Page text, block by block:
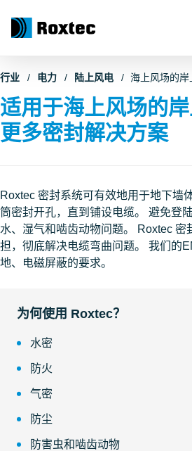
行业 电力 陆上风电 海上风场的岸
适用于海上风场的
更多密封解决方案
Roxtec 密封系统可有效地用于地下墙
筒密封开孔，直到铺设电缆。 避免登
水、湿气和啮齿动物问题。 Roxtec 密
担，彻底解决电缆弯曲问题。 我们的
地、电磁屏蔽的要求。
为何使用 Roxtec？
水密
防火
气密
防尘
防害虫和啮齿动物